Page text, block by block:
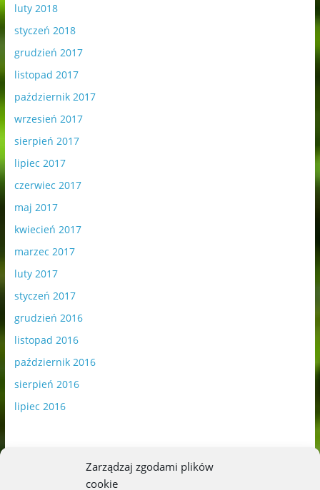
Zarządzaj zgodami plików
cookie
luty 2018
styczeń 2018
grudzień 2017
listopad 2017
październik 2017
wrzesień 2017
sierpień 2017
lipiec 2017
czerwiec 2017
maj 2017
kwiecień 2017
marzec 2017
luty 2017
styczeń 2017
grudzień 2016
listopad 2016
październik 2016
sierpień 2016
lipiec 2016